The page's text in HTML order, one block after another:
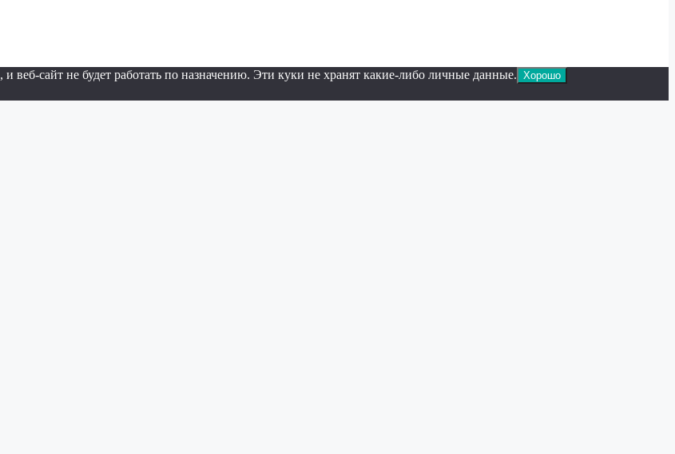
сайт не будет работать по назначению. Эти куки не хранят какие-либо личные данные. Хорошо